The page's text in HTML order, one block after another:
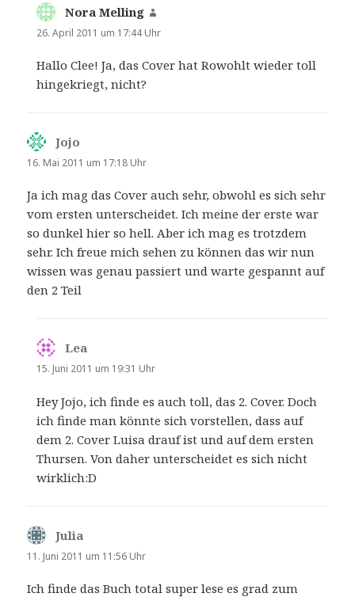
Nora Melling
26. April 2011 um 17:44 Uhr
Hallo Clee! Ja, das Cover hat Rowohlt wieder toll
hingekriegt, nicht?
Jojo
16. Mai 2011 um 17:18 Uhr
Ja ich mag das Cover auch sehr, obwohl es sich sehr
vom ersten unterscheidet. Ich meine der erste war
so dunkel hier so hell. Aber ich mag es trotzdem
sehr. Ich freue mich sehen zu können das wir nun
wissen was genau passiert und warte gespannt auf
den 2 Teil
Lea
15. Juni 2011 um 19:31 Uhr
Hey Jojo, ich finde es auch toll, das 2. Cover. Doch
ich finde man könnte sich vorstellen, dass auf
dem 2. Cover Luisa drauf ist und auf dem ersten
Thursen. Von daher unterscheidet es sich nicht
wirklich:D
Julia
11. Juni 2011 um 11:56 Uhr
Ich finde das Buch total super lese es grad zum